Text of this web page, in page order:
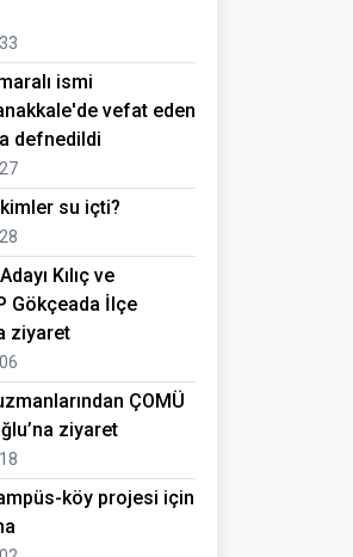
ismi
vefat eden
defnedildi
su içti?
Kılıç ve
Gökçeada İlçe
ziyaret
ÇOMÜ
ziyaret
köy projesi için